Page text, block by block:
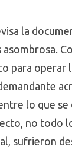
la
para operar
lo que
no todo
sufrieron